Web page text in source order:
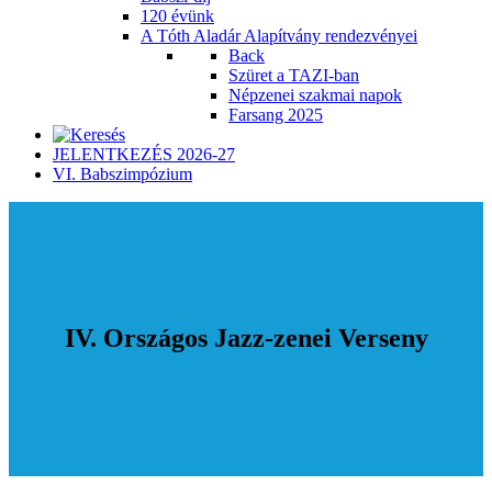
120 évünk
A Tóth Aladár Alapítvány rendezvényei
Back
Szüret a TAZI-ban
Népzenei szakmai napok
Farsang 2025
JELENTKEZÉS 2026-27
VI. Babszimpózium
IV. Országos Jazz-zenei Verseny